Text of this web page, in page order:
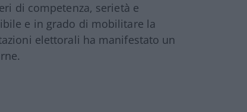
di competenza, serietà e
e in grado di mobilitare la
elettorali ha manifestato un